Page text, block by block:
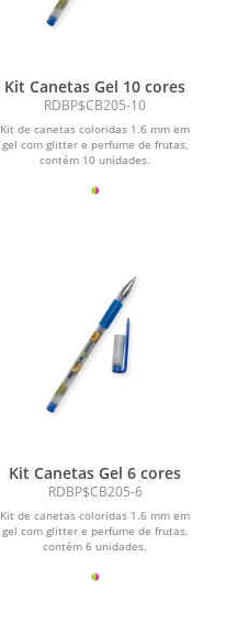
Kit Canetas Gel 10 cores
RDBP$CB205-10
Kit de canetas coloridas 1.6 mm em
gel com glitter e perfume de frutas,
contém 10 unidades.
Kit Canetas Gel 6 cores
RDBP$CB205-6
Kit de canetas coloridas 1.6 mm em
gel com glitter e perfume de frutas,
contém 6 unidades.